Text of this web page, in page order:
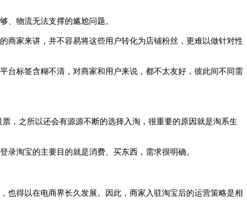
、物流无法支撑的尴尬问题。
商家来讲，并不容易将这些用户转化为店铺粉丝，更难以做针对性
台标签含糊不清，对商家和用户来说，都不太友好，彼此间不同需
，之所以还会有源源不断的选择入淘，很重要的原因就是淘系生
淘宝的主要目的就是消费、买东西，需求很明确。
也得以在电商界长久发展。因此，商家入驻淘宝后的运营策略是相